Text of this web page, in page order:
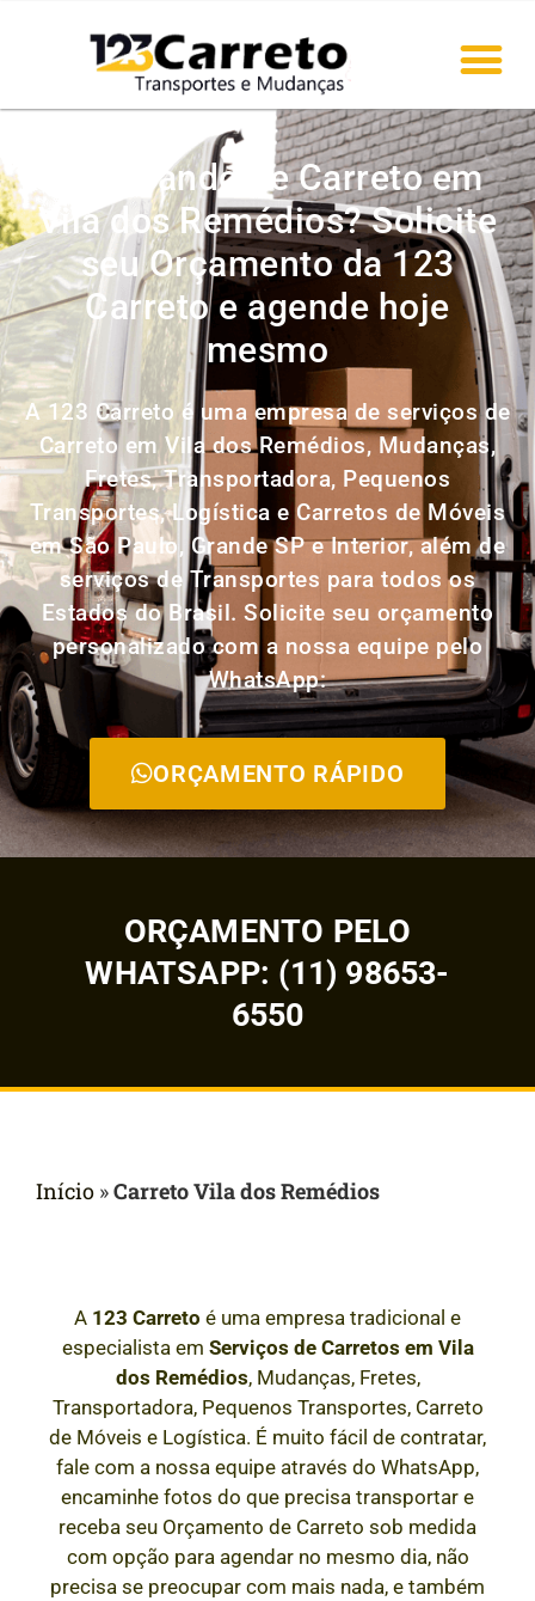
Precisando de Carreto em
Vila dos Remédios? Solicite
seu Orçamento da 123
Carreto e agende hoje
mesmo
A 123 Carreto é uma empresa de serviços de
Carreto em Vila dos Remédios, Mudanças,
Fretes, Transportadora, Pequenos
Transportes, Logística e Carretos de Móveis
em São Paulo, Grande SP e Interior, além de
serviços de Transportes para todos os
Estados do Brasil. Solicite seu orçamento
personalizado com a nossa equipe pelo
WhatsApp:
ORÇAMENTO RÁPIDO
ORÇAMENTO PELO
WHATSAPP: (11) 98653-
6550
Início »Carreto Vila dos Remédios
A 123 Carreto é uma empresa tradicional e
especialista em Serviços de Carretos em Vila
dos Remédios, Mudanças, Fretes,
Transportadora, Pequenos Transportes, Carreto
de Móveis e Logística. É muito fácil de contratar,
fale com a nossa equipe através do WhatsApp,
encaminhe fotos do que precisa transportar e
receba seu Orçamento de Carreto sob medida
com opção para agendar no mesmo dia, não
precisa se preocupar com mais nada, e também